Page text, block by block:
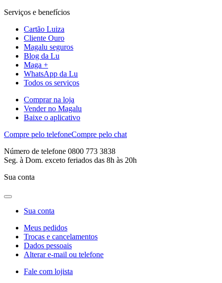
Serviços e benefícios
Cartão Luiza
Cliente Ouro
Magalu seguros
Blog da Lu
Maga +
WhatsApp da Lu
Todos os serviços
Comprar na loja
Vender no Magalu
Baixe o aplicativo
Compre pelo telefoneCompre pelo chat
Número de telefone 0800 773 3838
Seg. à Dom. exceto feriados das 8h às 20h
Sua conta
Sua conta
Meus pedidos
Trocas e cancelamentos
Dados pessoais
Alterar e-mail ou telefone
Fale com lojista